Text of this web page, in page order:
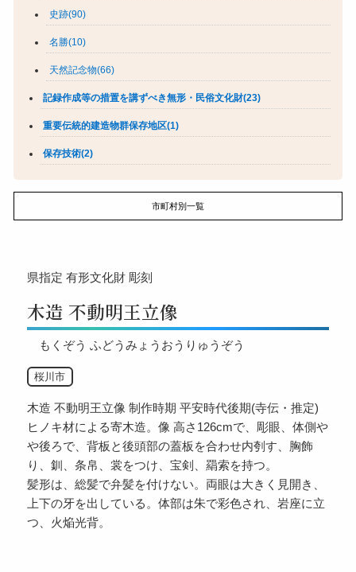
史跡(90)
名勝(10)
天然記念物(66)
記録作成等の措置を講ずべき無形・民俗文化財(23)
重要伝統的建造物群保存地区(1)
保存技術(2)
市町村別一覧
県指定 有形文化財 彫刻
木造 不動明王立像
もくぞう ふどうみょうおうりゅうぞう
桜川市
木造 不動明王立像 制作時期 平安時代後期(寺伝・推定)
ヒノキ材による寄木造。像 高さ126cmで、彫眼、体側や
や後ろで、背板と後頭部の蓋板を合わせ内刳す、胸飾
り、釧、条帛、裳をつけ、宝剣、羂索を持つ。
髪形は、総髪で弁髪を付けない。両眼は大きく見開き、
上下の牙を出している。体部は朱で彩色され、岩座に立
つ、火焔光背。